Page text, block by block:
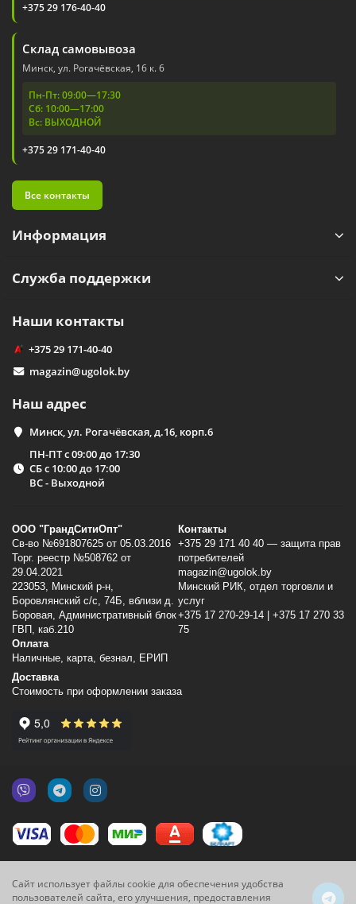
Сайт использует файлы cookie для обеспечения удобства
пользователей сайта, его улучшения, предоставления
+375 29 176-40-40
Склад самовывоза
Минск, ул. Рогачёвская, 16 к. 6
Пн-Пт: 09:00—17:30
Сб: 10:00—17:00
Вс: ВЫХОДНОЙ
+375 29 171-40-40
Все контакты
Информация
Служба поддержки
Наши контакты
+375 29 171-40-40
magazin@ugolok.by
Наш адрес
Минск, ул. Рогачёвская, д.16, корп.6
ПН-ПТ с 09:00 до 17:30
СБ с 10:00 до 17:00
ВС - Выходной
ООО "ГрандСитиОпт"
Св-во №691807625 от 05.03.2016
Торг. реестр №508762 от
29.04.2021
223053, Минский p-н,
Боровлянский с/с, 74Б, вблизи д.
Боровая, Административный блок
ГВП, каб.210
Контакты
+375 29 171 40 40 — защита прав
потребителей
magazin@ugolok.by
Минский РИК, отдел торговли и
услуг
+375 17 270-29-14 | +375 17 270 33
75
Оплата
Наличные, карта, безнал, ЕРИП
Доставка
Стоимость при оформлении заказа